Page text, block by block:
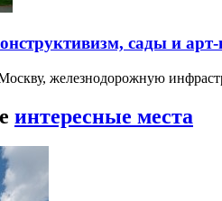
сады и арт-
железнодорожную
интересные места